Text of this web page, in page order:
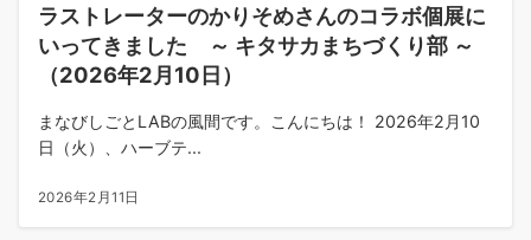
ラストレーターのかりそめさんのコラボ個展に
いってきました ～ キタサカまちづくり部 ～
（2026年2月10日）
まなびしごとLABの風間です。こんにちは！ 2026年2月10
日（火）、ハーブテ...
2026年2月11日